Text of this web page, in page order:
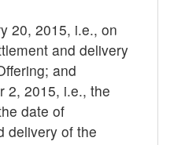
20, 2015, i.e., on
and delivery
and
2, 2015, i.e., the
date of
delivery of the